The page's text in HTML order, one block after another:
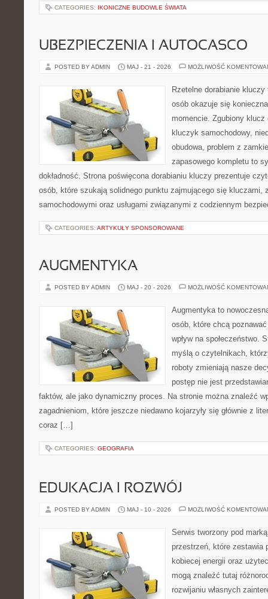
CATEGORIES: IKONICZNE BUDOWLE ŚWIATA
UBEZPIECZENIA I AUTOCASCO
POSTED BY ADMIN MAJ - 21 - 2026 MOŻLIWOŚĆ
Rzetelne dorabianie kluczy
osób okazuje się
momencie. Zgubiony
kluczyk samochodowy,
obudowa, problem z
zapasowego kompletu to
dokładność. Strona poświęcona dorabianiu kluczy prezentuje
osób, które szukają solidnego punktu zajmującego się kluczami,
samochodowymi oraz usługami związanymi z codziennym
CATEGORIES: ARTYKUŁY SPONSOROWANE
AUGMENTYKA
POSTED BY ADMIN MAJ - 20 - 2026 MOŻLIWOŚĆ
Augmentyka to
osób, które chcą
wpływ na społeczeństwo.
myślą o czytelnikach,
roboty zmieniają nasze
postęp nie jest
faktów, ale jako dynamiczny proces. Na stronie można znaleźć
zagadnieniom, które jeszcze niedawno kojarzyły się głównie z
coraz […]
CATEGORIES: GEOGRAFIA
EDUKACJA I ROZWÓJ
POSTED BY ADMIN MAJ - 10 - 2026 MOŻLIWOŚĆ
Serwis tworzony pod
przestrzeń, które zestawia
kobiecej energii oraz
mogą znaleźć tutaj
rozwijaniu własnych